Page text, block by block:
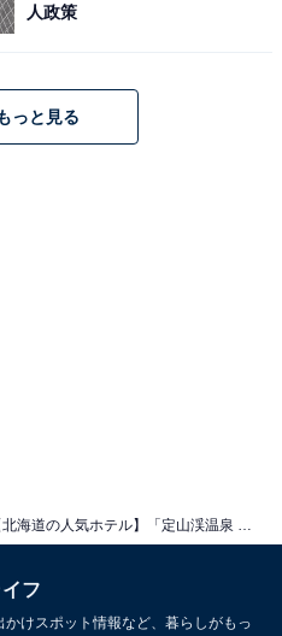
り
は？
人政策
っと見る
フ
けスポット情報など、暮らしがもっ